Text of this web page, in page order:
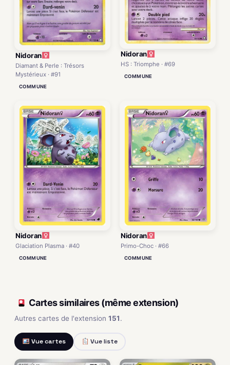
Nidoran
Diamant & Perle : Trésors
Mystérieux · #91
COMMUNE
Nidoran
HS : Triomphe · #69
COMMUNE
Nidoran
Glaciation Plasma · #40
COMMUNE
Nidoran
Primo-Choc · #66
COMMUNE
Cartes similaires (même extension)
Autres cartes de l'extension 151.
Vue cartes Vue liste